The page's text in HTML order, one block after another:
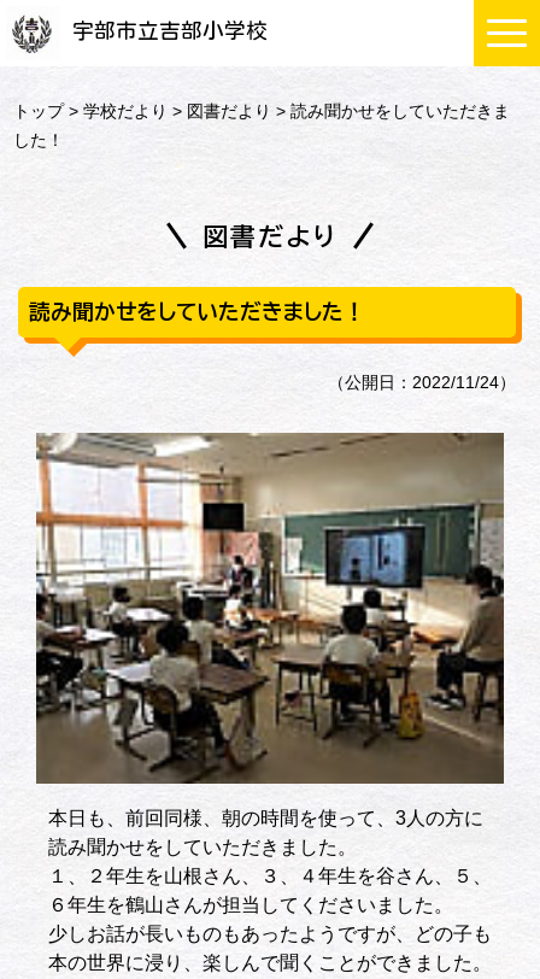
宇部市立吉部小学校
トップ>学校だより > 図書だより > 読み聞かせをしていただきま
した！
図書だより
読み聞かせをしていただきました！
（公開日：2022/11/24）
本日も、前回同様、朝の時間を使って、3人の方に
読み聞かせをしていただきました。
１、２年生を山根さん、３、４年生を谷さん、５、
６年生を鶴山さんが担当してくださいました。
少しお話が長いものもあったようですが、どの子も
本の世界に浸り、楽しんで聞くことができました。